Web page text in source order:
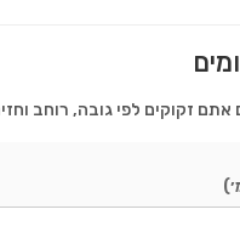
אתם זקוקים לפי גובה, רוחב